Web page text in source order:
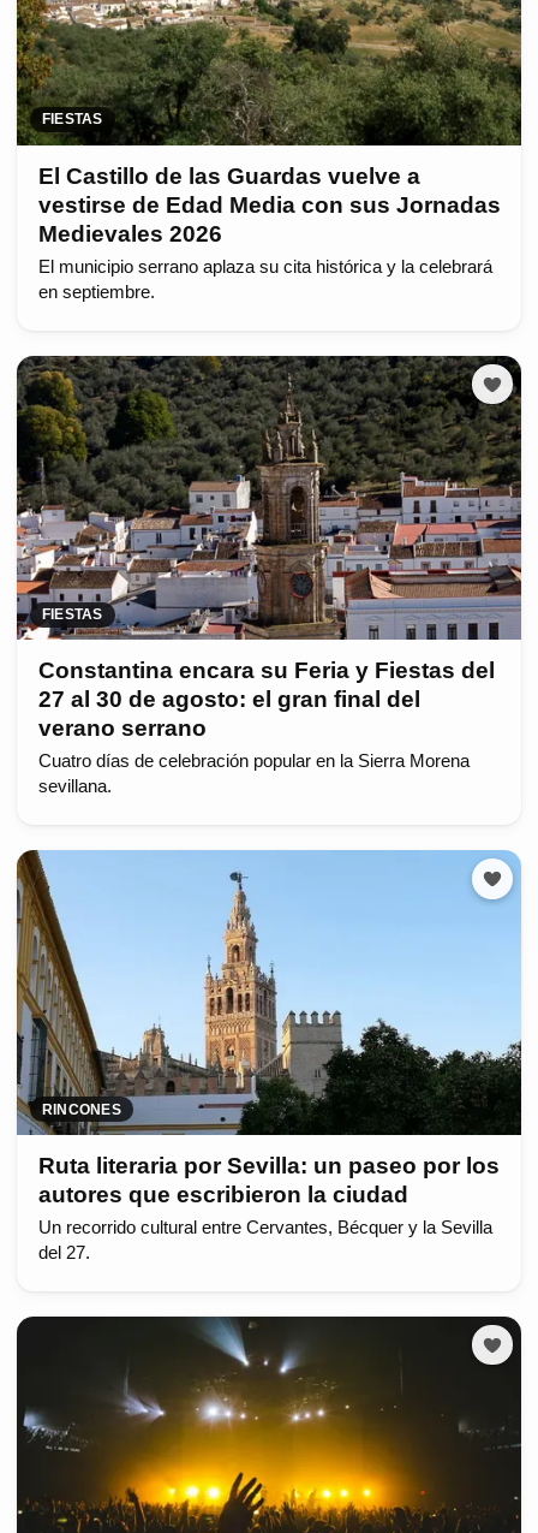
FIESTAS
El Castillo de las Guardas vuelve a
vestirse de Edad Media con sus Jornadas
Medievales 2026
El municipio serrano aplaza su cita histórica y la celebrará
en septiembre.
FIESTAS
Constantina encara su Feria y Fiestas del
27 al 30 de agosto: el gran final del
verano serrano
Cuatro días de celebración popular en la Sierra Morena
sevillana.
RINCONES
Ruta literaria por Sevilla: un paseo por los
autores que escribieron la ciudad
Un recorrido cultural entre Cervantes, Bécquer y la Sevilla
del 27.